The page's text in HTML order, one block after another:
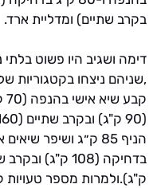
בקרב שתיים) ומדליית ארד.
דימה ושגיב היו פשוט בלתי
,שניהם ניצחו בקטגוריות
הניף 85 ק״ג ושיפר
ק"ג).ולמרות מספר טעויות